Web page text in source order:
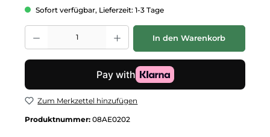
Sofort verfügbar, Lieferzeit: 1-3 Tage
Produkt Anzahl: Gib den gewünschten Wert ein oder benutze die
In den Warenkorb
Zum Merkzettel hinzufügen
Produktnummer: 08AE0202